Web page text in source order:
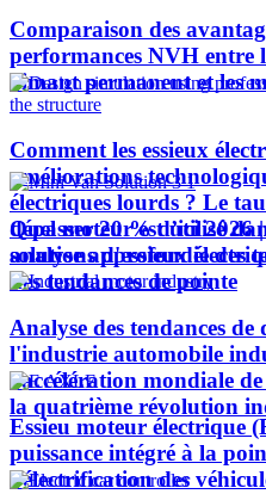
Comparaison des
performances NVH entre
aimant permanent et les
Comment les essieux
améliorations
électriques lourds ? Le
dépasser 20 % d’ici
solutions d'essieux
Quel moteur est utilisé
analyse approfondie des
des tendances de pointe
Analyse des tendances de
l'industrie automobile
l'accélération mondiale
la quatrième révolution
Essieu moteur électrique
puissance intégré à la
l’électrification des